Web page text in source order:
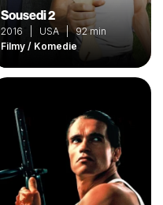
Sousedi 2
2016 | USA | 92 min
Filmy / Komedie